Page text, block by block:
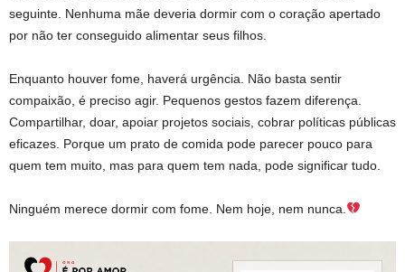
seguinte. Nenhuma mãe deveria dormir com o coração apertado
por não ter conseguido alimentar seus filhos.
Enquanto houver fome, haverá urgência. Não basta sentir
compaixão, é preciso agir. Pequenos gestos fazem diferença.
Compartilhar, doar, apoiar projetos sociais, cobrar políticas públicas
eficazes. Porque um prato de comida pode parecer pouco para
quem tem muito, mas para quem tem nada, pode significar tudo.
Ninguém merece dormir com fome. Nem hoje, nem nunca.